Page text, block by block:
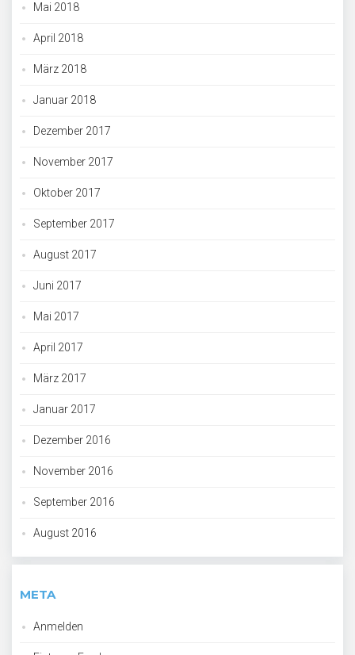
Mai 2018
April 2018
März 2018
Januar 2018
Dezember 2017
November 2017
Oktober 2017
September 2017
August 2017
Juni 2017
Mai 2017
April 2017
März 2017
Januar 2017
Dezember 2016
November 2016
September 2016
August 2016
META
Anmelden